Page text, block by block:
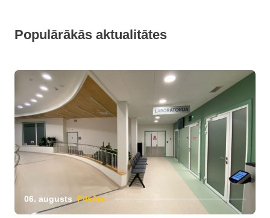
Populārākās aktualitātes
06. augusts Pilsēta